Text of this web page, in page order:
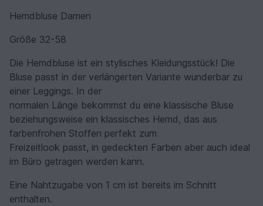
Hemdbluse Damen
Größe 32-58
Die Hemdbluse ist ein stylisches Kleidungsstück! Die
Bluse passt in der verlängerten Variante wunderbar zu
einer Leggings. In der
normalen Länge bekommst du eine klassische Bluse
beziehungsweise ein klassisches Hemd, das aus
farbenfrohen Stoffen perfekt zum
Freizeitlook passt, in gedeckten Farben aber auch ideal
im Büro getragen werden kann.
Eine Nahtzugabe von 1 cm ist bereits im Schnitt
enthalten.